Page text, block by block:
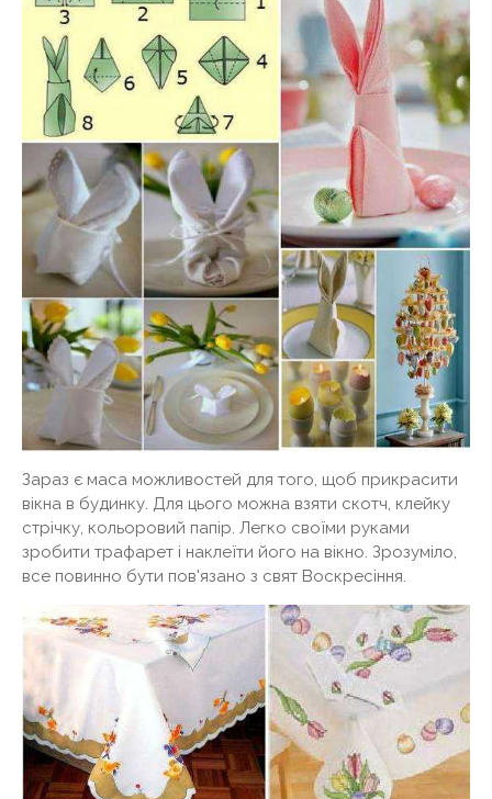
Зараз є маса можливостей для того, щоб прикрасити
вікна в будинку. Для цього можна взяти скотч, клейку
стрічку, кольоровий папір. Легко своїми руками
зробити трафарет і наклеїти його на вікно. Зрозуміло,
все повинно бути пов'язано з свят Воскресіння.